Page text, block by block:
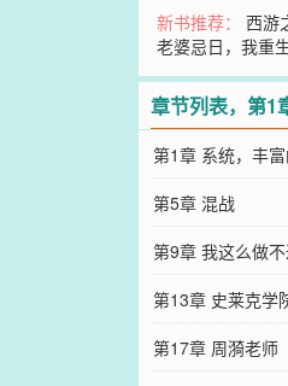
新书推荐：西游
老婆忌日，我重
章节列表，第1
第1章 系统，丰
第5章 混战
第9章 我这么做
第13章 史莱克学
第17章 周漪老师